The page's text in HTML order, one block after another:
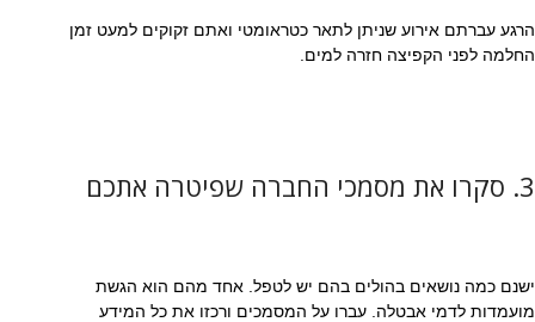
הרגע עברתם אירוע שניתן לתאר כטראומטי ואתם זקוקים למעט זמן
החלמה לפני הקפיצה חזרה למים.
3. סקרו את מסמכי החברה שפיטרה אתכם
ישנם כמה נושאים בהולים בהם יש לטפל. אחד מהם הוא הגשת
מועמדות לדמי אבטלה. עברו על המסמכים ורכזו את כל המידע